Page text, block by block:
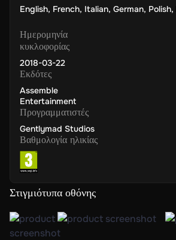
Ημερομηνία
κυκλοφορίας
2018-03-22
Εκδότες
Assemble
Entertainment
Προγραμματιστές
Gentlymad Studios
Βαθμολογία ηλικίας
English, French, Italian, German, Polish,
Στιγμιότυπα οθόνης